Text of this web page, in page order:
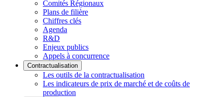
Comités Régionaux
Plans de filière
Chiffres clés
Agenda
R&D
Enjeux publics
Appels à concurrence
Contractualisation
Les outils de la contractualisation
Les indicateurs de prix de marché et de coûts de
production